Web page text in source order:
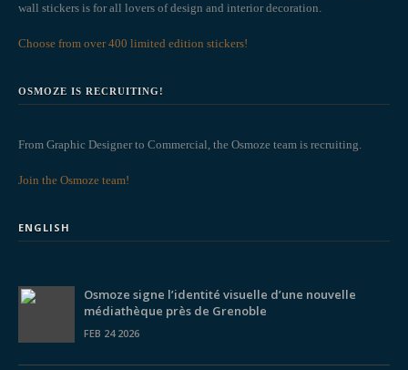
wall stickers is for all lovers of design and interior decoration.
Choose from over 400 limited edition stickers!
OSMOZE IS RECRUITING!
From Graphic Designer to Commercial, the Osmoze team is recruiting.
Join the Osmoze team!
ENGLISH
Osmoze signe l’identité visuelle d’une nouvelle
médiathèque près de Grenoble
FEB 24 2026